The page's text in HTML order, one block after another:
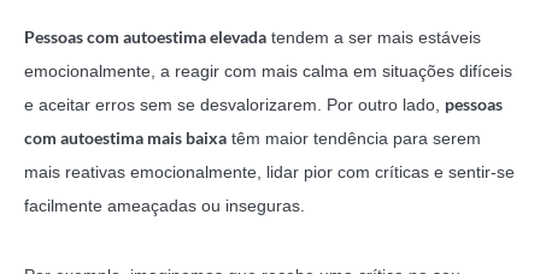
Pessoas com autoestima elevada tendem a ser mais estáveis
emocionalmente, a reagir com mais calma em situações difíceis
e aceitar erros sem se desvalorizarem. Por outro lado, pessoas
com autoestima mais baixa têm maior tendência para serem
mais reativas emocionalmente, lidar pior com críticas e sentir-se
facilmente ameaçadas ou inseguras.